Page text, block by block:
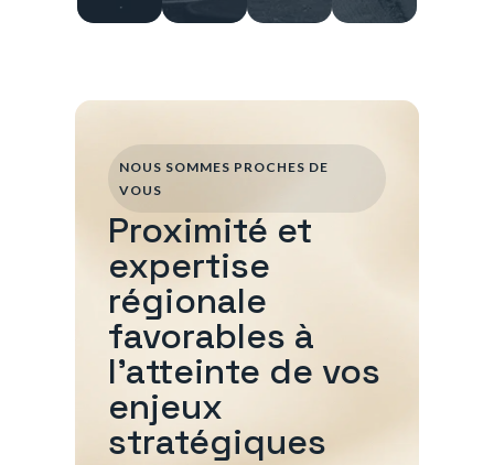
NOUS SOMMES PROCHES DE
VOUS
Proximité et
expertise
régionale
favorables à
l'atteinte de vos
enjeux
stratégiques